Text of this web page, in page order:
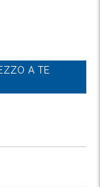
A TE